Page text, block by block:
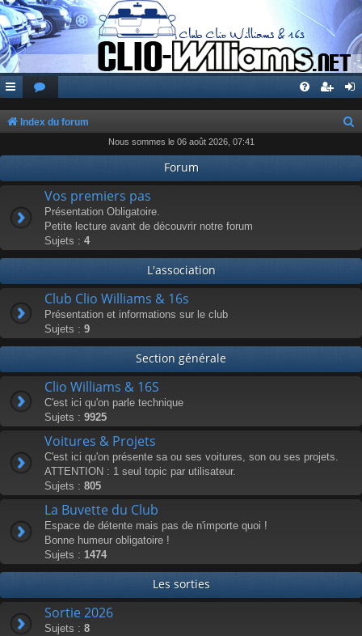
Index du forum
h
c
Nous sommes le 06 août 2026, 07:41
Forum
Vos premiers pas
Présentation Obligatoire.
Petite lecture avant de découvrir notre forum
Sujets : 4
L'association
Club Clio Williams & 16s
Présentation et informations sur le club
Sujets : 9
Section générale
Clio Williams & 16S
C'est ici qu'on parle technique
Sujets : 9925
Voitures & Projets
C'est ici qu'on présente sa ou ses voitures, son ou ses projets.
ATTENTION : 1 seul topic par utilisateur.
Sujets : 805
La Buvette du Club
Espace de détente mais pas de n'importe quoi !
Bonne humeur obligatoire !
Sujets : 1474
Les sorties
Sortie 2026
Sujets : 8